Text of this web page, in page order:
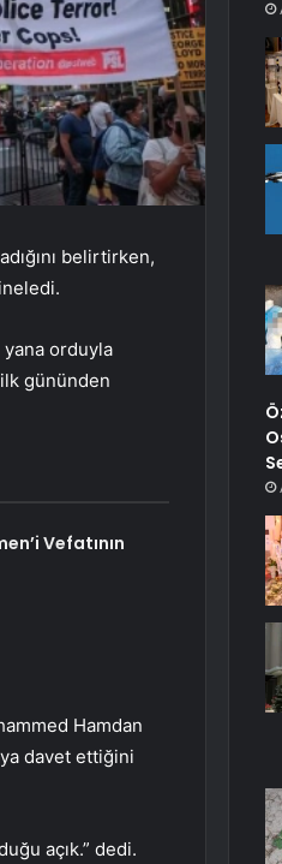
belirtirken,
yana orduyla
gününden
Vefatının
Hamdan
davet ettiğini
açık.” dedi.